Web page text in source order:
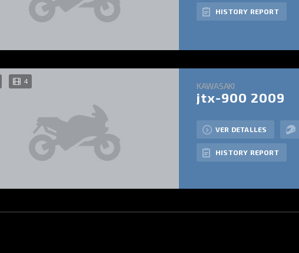
HISTORY REPORT
4 KAWASAKI
jtx-900 2009
VER DETALLES
HISTORY REPORT